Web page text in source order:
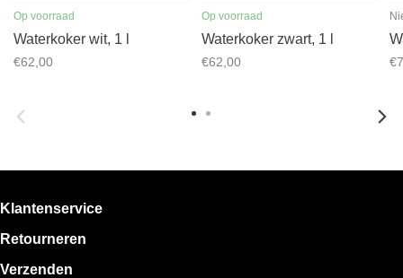
Op voorraad
Waterkoker wit, 1 l
€62,00
Op voorraad
Waterkoker zwart, 1 l
€62,00
Klantenservice
Retourneren
Verzenden